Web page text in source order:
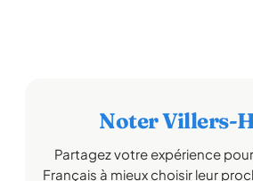
Noter Villers-
Partagez votre expérience
Français à mieux choisir leur